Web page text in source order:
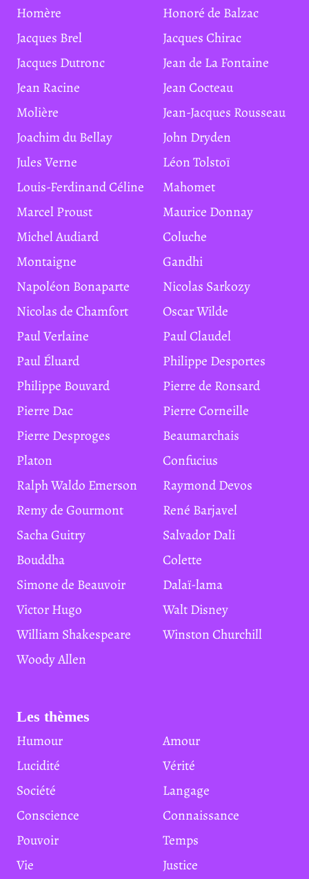
Homère
Honoré de Balzac
Jacques Brel
Jacques Chirac
Jacques Dutronc
Jean de La Fontaine
Jean Racine
Jean Cocteau
Molière
Jean-Jacques Rousseau
Joachim du Bellay
John Dryden
Jules Verne
Léon Tolstoï
Louis-Ferdinand Céline
Mahomet
Marcel Proust
Maurice Donnay
Michel Audiard
Coluche
Montaigne
Gandhi
Napoléon Bonaparte
Nicolas Sarkozy
Nicolas de Chamfort
Oscar Wilde
Paul Verlaine
Paul Claudel
Paul Éluard
Philippe Desportes
Philippe Bouvard
Pierre de Ronsard
Pierre Dac
Pierre Corneille
Pierre Desproges
Beaumarchais
Platon
Confucius
Ralph Waldo Emerson
Raymond Devos
Remy de Gourmont
René Barjavel
Sacha Guitry
Salvador Dali
Bouddha
Colette
Simone de Beauvoir
Dalaï-lama
Victor Hugo
Walt Disney
William Shakespeare
Winston Churchill
Woody Allen
Les thèmes
Humour
Amour
Lucidité
Vérité
Société
Langage
Conscience
Connaissance
Pouvoir
Temps
Vie
Justice